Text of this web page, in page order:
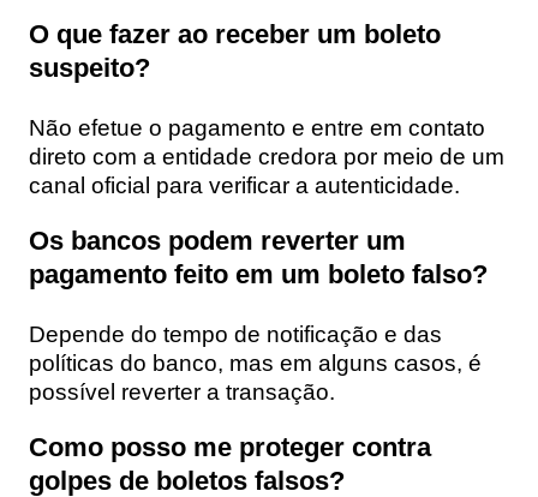
O que fazer ao receber um boleto
suspeito?
Não efetue o pagamento e entre em contato
direto com a entidade credora por meio de um
canal oficial para verificar a autenticidade.
Os bancos podem reverter um
pagamento feito em um boleto falso?
Depende do tempo de notificação e das
políticas do banco, mas em alguns casos, é
possível reverter a transação.
Como posso me proteger contra
golpes de boletos falsos?